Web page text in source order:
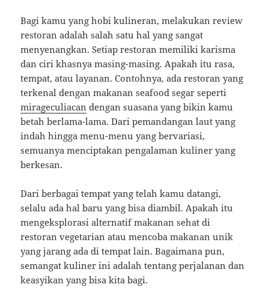
Bagi kamu yang hobi kulineran, melakukan review
restoran adalah salah satu hal yang sangat
menyenangkan. Setiap restoran memiliki karisma
dan ciri khasnya masing-masing. Apakah itu rasa,
tempat, atau layanan. Contohnya, ada restoran yang
terkenal dengan makanan seafood segar seperti
mirageculiacan dengan suasana yang bikin kamu
betah berlama-lama. Dari pemandangan laut yang
indah hingga menu-menu yang bervariasi,
semuanya menciptakan pengalaman kuliner yang
berkesan.
Dari berbagai tempat yang telah kamu datangi,
selalu ada hal baru yang bisa diambil. Apakah itu
mengeksplorasi alternatif makanan sehat di
restoran vegetarian atau mencoba makanan unik
yang jarang ada di tempat lain. Bagaimana pun,
semangat kuliner ini adalah tentang perjalanan dan
keasyikan yang bisa kita bagi.